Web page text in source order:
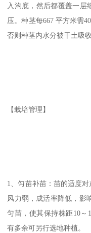
入沟底，然后都覆盖一层
压。种茎每667 平方米需
否则种茎内水分被干土吸
【栽培管理】
1、匀苗补苗：苗的适度
风力弱，成活率降低，影
匀苗，使其保持株距10～
有多余可另行选地种植。